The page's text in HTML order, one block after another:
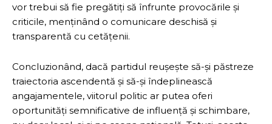
vor trebui să fie pregătiți să înfrunte provocările și
criticile, menținând o comunicare deschisă și
transparentă cu cetățenii.
Concluzionând, dacă partidul reușește să-și păstreze
traiectoria ascendentă și să-și îndeplinească
angajamentele, viitorul politic ar putea oferi
oportunități semnificative de influență și schimbare,